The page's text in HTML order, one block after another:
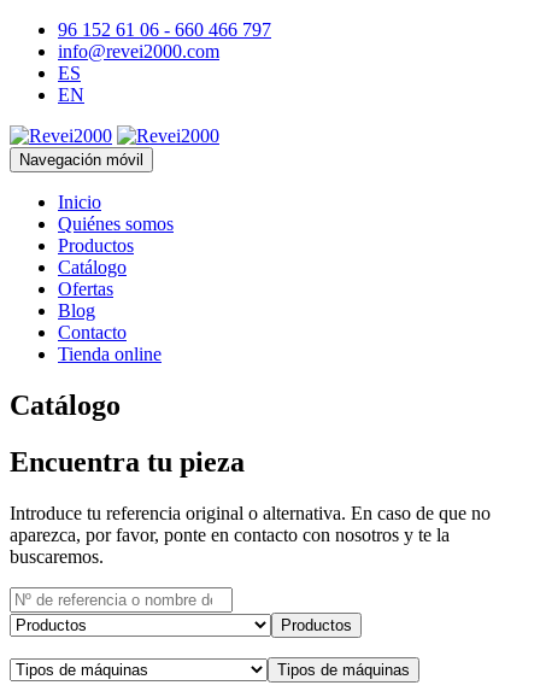
96 152 61 06 - 660 466 797
info@revei2000.com
ES
EN
Navegación móvil
Inicio
Quiénes somos
Productos
Catálogo
Ofertas
Blog
Contacto
Tienda online
Catálogo
Encuentra tu pieza
Introduce tu referencia original o alternativa. En caso de que no
aparezca, por favor, ponte en contacto con nosotros y te la
buscaremos.
Productos
Tipos de máquinas